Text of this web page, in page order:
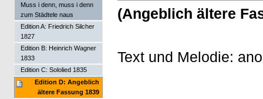
(Angeblich ältere
Text und Melodie:
Muss i denn, muss i denn
zum Städtele naus
Edition A: Friedrich Silcher
1827
Edition B: Heinrich Wagner
1833
Edition C: Sololied 1835
Edition D: Angeblich
ältere Fassung 1839